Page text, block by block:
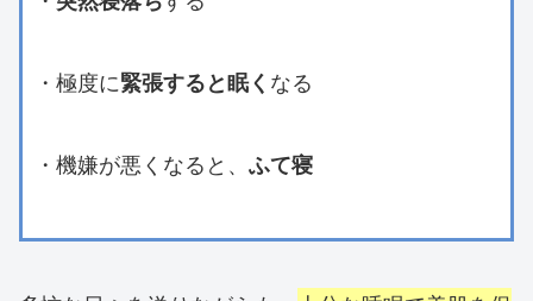
・極度に緊張すると眠く なる
・機嫌が悪くなると、 ふて寝